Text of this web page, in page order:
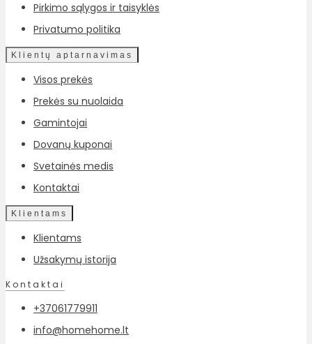
Pirkimo sąlygos ir taisyklės
Privatumo politika
Klientų aptarnavimas
Visos prekės
Prekės su nuolaida
Gamintojai
Dovanų kuponai
Svetainės medis
Kontaktai
Klientams
Klientams
Užsakymų istorija
Kontaktai
+37061779911
info@homehome.lt